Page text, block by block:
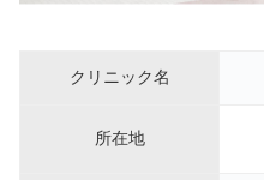
クリニック名
所在地